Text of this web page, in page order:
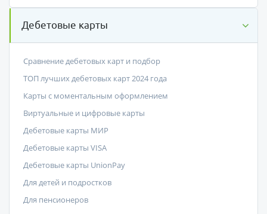
Дебетовые карты
Сравнение дебетовых карт и подбор
ТОП лучших дебетовых карт 2024 года
Карты с моментальным оформлением
Виртуальные и цифровые карты
Дебетовые карты МИР
Дебетовые карты VISA
Дебетовые карты UnionPay
Для детей и подростков
Для пенсионеров